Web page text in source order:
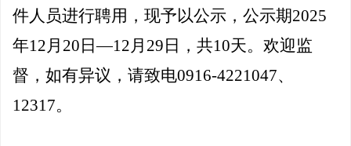
件人员进行聘用 ，现予以公示，公示期2025
年12 月 20 日—12 月 29 日，共10天。欢迎监
督，如有异议，请致电0916-4221047、
12317。